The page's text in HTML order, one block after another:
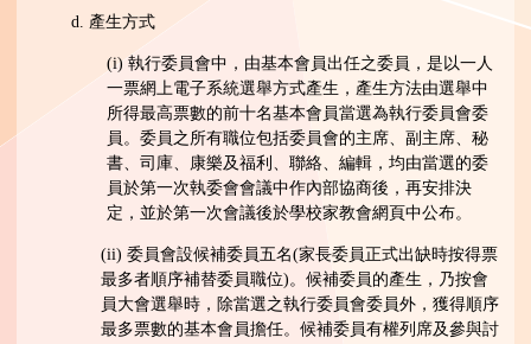
d. 產生方式
(i) 執行委員會中，由基本會員出任之委員，是以一人
一票網上電子系統選舉方式產生，產生方法由選舉中
所得最高票數的前十名基本會員當選為執行委員會委
員。委員之所有職位包括委員會的主席、副主席、秘
書、司庫、康樂及福利、聯絡、編輯，均由當選的委
員於第一次執委會會議中作內部協商後，再安排決
定，並於第一次會議後於學校家教會網頁中公布。
(ii) 委員會設候補委員五名(家長委員正式出缺時按得票
最多者順序補替委員職位)。候補委員的產生，乃按會
員大會選舉時，除當選之執行委員會委員外，獲得順序
最多票數的基本會員擔任。候補委員有權列席及參與討